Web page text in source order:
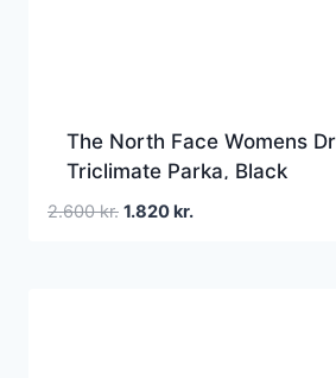
The North Face Womens
Triclimate Parka, Black
2.600kr. Den
1.820kr.Den